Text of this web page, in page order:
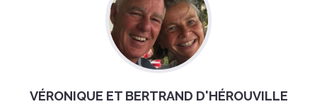
VÉRONIQUE ET BERTRAND D'HÉROUVILLE